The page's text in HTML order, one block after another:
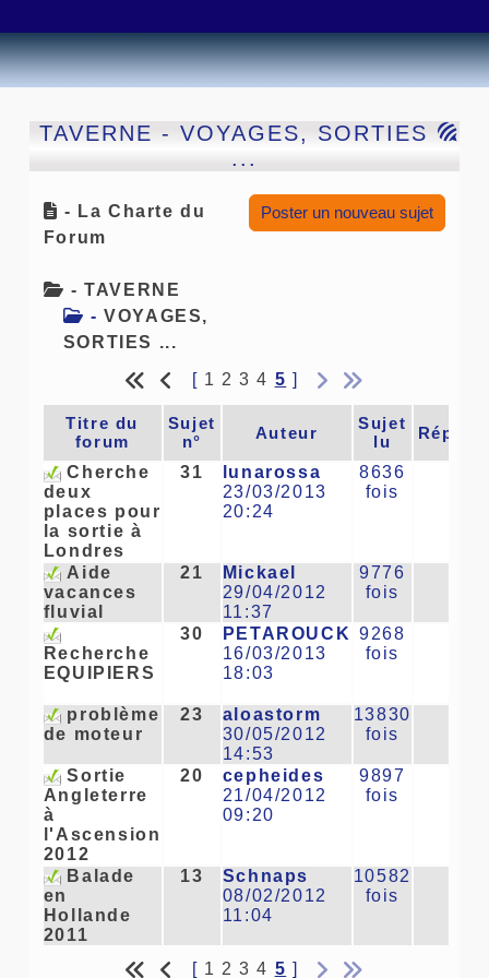
TAVERNE - VOYAGES, SORTIES
...
- La Charte du
Forum
- TAVERNE
-VOYAGES,
SORTIES ...
Poster un nouveau sujet
[ 1 2 3 4 5 ]
Titre du
forum
Sujet
n°
Auteur
Sujet
lu
Cherche
deux
places pour
la sortie à
Londres
31
lunarossa
23/03/2013
20:24
8636
fois
Aide
vacances
fluvial
21
Mickael
29/04/2012
11:37
9776
fois
Recherche
EQUIPIERS
30
PETAROUCK
16/03/2013
18:03
9268
fois
problème
de moteur
23
aloastorm
30/05/2012
14:53
13830
fois
Sortie
Angleterre
à
l'Ascension
2012
20
cepheides
21/04/2012
09:20
9897
fois
Balade
en
Hollande
2011
13
Schnaps
08/02/2012
11:04
10582
fois
[ 1 2 3 4 5 ]